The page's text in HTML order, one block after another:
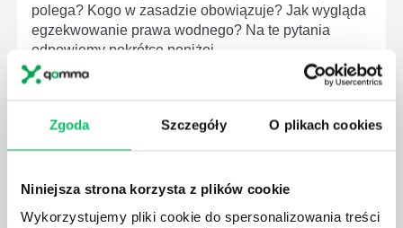
Zgoda Szczegóły O plikach cookies
Niniejsza strona korzysta z plików cookie
Wykorzystujemy pliki cookie do spersonalizowania treści
polega? Kogo w zasadzie obowiązuje? Jak wygląda
egzekwowanie prawa wodnego? Na te pytania
odpowiemy pokrótce poniżej.
WYMAGANIAMI NORM JAKOŚCI WYROBÓW
MEDYCZNYCH?